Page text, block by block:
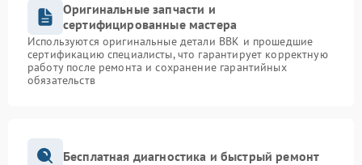
Оригинальные запчасти и
сертифицированные мастера
Используются оригинальные детали BBK и прошедшие
сертификацию специалисты, что гарантирует корректную
работу после ремонта и сохранение гарантийных
обязательств
Бесплатная диагностика и быстрый ремонт